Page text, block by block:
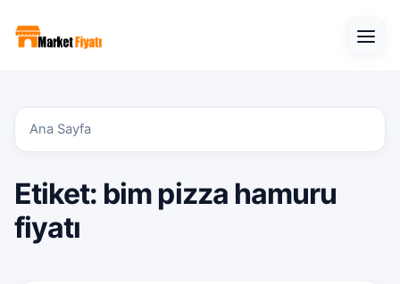
Ana Sayfa
Etiket: bim pizza hamuru
fiyatı